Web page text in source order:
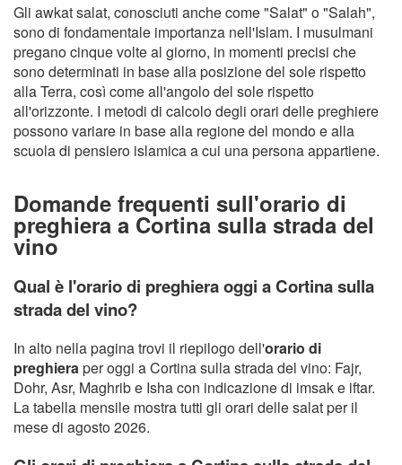
Gli awkat salat, conosciuti anche come "Salat" o "Salah",
sono di fondamentale importanza nell'Islam. I musulmani
pregano cinque volte al giorno, in momenti precisi che
sono determinati in base alla posizione del sole rispetto
alla Terra, così come all'angolo del sole rispetto
all'orizzonte. I metodi di calcolo degli orari delle preghiere
possono variare in base alla regione del mondo e alla
scuola di pensiero islamica a cui una persona appartiene.
Domande frequenti sull'orario di
preghiera a Cortina sulla strada del
vino
Qual è l'orario di preghiera oggi a Cortina sulla
strada del vino?
In alto nella pagina trovi il riepilogo dell'orario di
preghieraper oggi a Cortina sulla strada del vino: Fajr,
Dohr, Asr, Maghrib e Isha con indicazione di imsak e iftar.
La tabella mensile mostra tutti gli orari delle salat per il
mese di agosto 2026.